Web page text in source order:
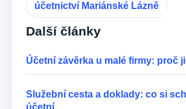
účetnictví Mariánské Lázně
Další články
Účetní závěrka u malé firmy: proč
Služební cesta a doklady: co si
účetní